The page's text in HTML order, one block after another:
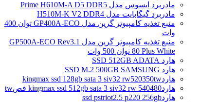
مادربرد ایسوس مدل Prime H610M-A D5 DDR5
مادربرد گیگابایت مدل H510M-K V2 DDR4
منبع تغذیه کامپیوتر گرین مدل GP400A-ECO توان 400
وات
منبع تغذیه کامپیوتر گرین مدل GP500A-ECO Rev3.1
80 Plus White توان 500 وات
هارد SSD 512GB ADATA
هارد SSD M.2 500GB SAMSUNG
هاردkingmax ssd 128gb sata 3 siv32 rw520350tw
هاردkingmax ssd 512gb sata 3 siv32 rw 540480 فصtw
هاردssd pstriot2.5 p220 256gb